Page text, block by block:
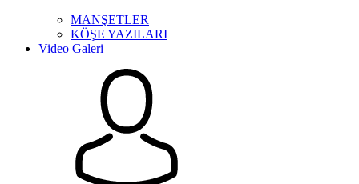
MANŞETLER
KÖŞE YAZILARI
Video Galeri